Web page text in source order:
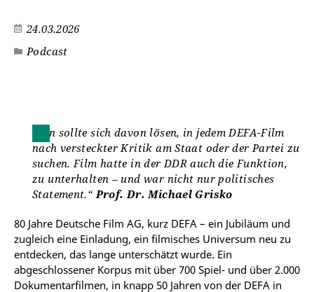
24.03.2026
Podcast
Man sollte sich davon lösen, in jedem DEFA-Film
nach versteckter Kritik am Staat oder der Partei zu
suchen. Film hatte in der DDR auch die Funktion,
zu unterhalten – und war nicht nur politisches
Statement.“Prof. Dr. Michael Grisko
80 Jahre Deutsche Film AG, kurz DEFA – ein Jubiläum und
zugleich eine Einladung, ein filmisches Universum neu zu
entdecken, das lange unterschätzt wurde. Ein
abgeschlossener Korpus mit über 700 Spiel- und über 2.000
Dokumentarfilmen, in knapp 50 Jahren von der DEFA in